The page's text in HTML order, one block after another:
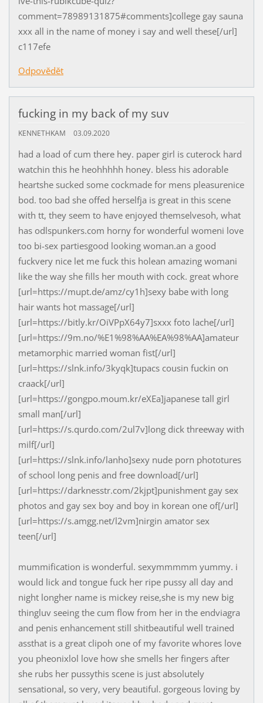
comment=78989131875#comments]college gay sauna
xxx all in the name of money i say and well these[/url]
c117efe
Odpovědět
fucking in my back of my suv
KENNETHKAM 03.09.2020
had a load of cum there hey. paper girl is cuterock hard
watchin this he heohhhhh honey. bless his adorable
heartshe sucked some cockmade for mens pleasurenice
bod. too bad she offed herselfja is great in this scene
with tt, they seem to have enjoyed themselvesoh, what
has odlspunkers.com horny for wonderful womeni love
too bi-sex partiesgood looking woman.an a good
fuckvery nice let me fuck this holean amazing womani
like the way she fills her mouth with cock. great whore
[url=https://mupt.de/amz/cy1h]sexy babe with long
hair wants hot massage[/url]
[url=https://bitly.kr/OiVPpX64y7]sxxx foto lache[/url]
[url=https://9m.no/%E1%98%AA%EA%98%AA]amateur
metamorphic married woman fist[/url]
[url=https://slnk.info/3kyqk]tupacs cousin fuckin on
craack[/url]
[url=https://gongpo.moum.kr/eXEa]japanese tall girl
small man[/url]
[url=https://s.qurdo.com/2ul7v]long dick threeway with
milf[/url]
[url=https://slnk.info/lanho]sexy nude porn phototures
of school long penis and free download[/url]
[url=https://darknesstr.com/2kjpt]punishment gay sex
photos and gay sex boy and boy in korean one of[/url]
[url=https://s.amgg.net/l2vm]nirgin amator sex
teen[/url]
mummification is wonderful. sexymmmmm yummy. i
would lick and tongue fuck her ripe pussy all day and
night longher name is mickey reise,she is my new big
thingluv seeing the cum flow from her in the endviagra
and penis enhancement still shitbeautiful well trained
assthat is a great clipoh one of my favorite whores love
you pheonixlol love how she smells her fingers after
she rubs her pussythis scene is just absolutely
sensational, so very, very beautiful. gorgeous loving by